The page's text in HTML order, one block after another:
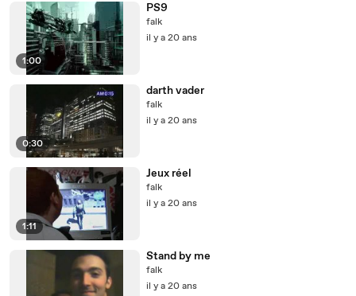
1:00
PS9
falk
il y a 20 ans
0:30
darth vader
falk
il y a 20 ans
1:11
Jeux réel
falk
il y a 20 ans
Stand by me
falk
il y a 20 ans